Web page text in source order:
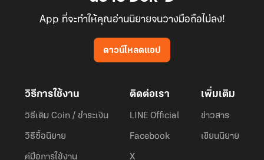
App ที่จะทำให้คุณอ่านนิยายจนวางมือถือไม่ลง!
ดาวน์โหลดแอป
วิธีการใช้งาน
วิธีเติม Coin / ชำระเงิน
วิธีซื้อนิยาย
คู่มือการใช้งาน
ติดต่อเรา
LINE Official
Facebook
X
เพิ่มเติม
ข่าวสาร
เขียนนิยาย